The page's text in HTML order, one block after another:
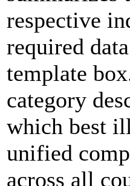
respective
required
template
category
which best
unified
across all